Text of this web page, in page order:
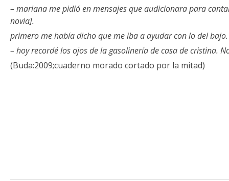
– mariana me pidió en mensajes que audicionara para
novia].
primero me había dicho que me iba a ayudar con lo del bajo.
– hoy recordé los ojos de la gasolinería de casa de cristina.
(Buda:2009;cuaderno morado cortado por la mitad)